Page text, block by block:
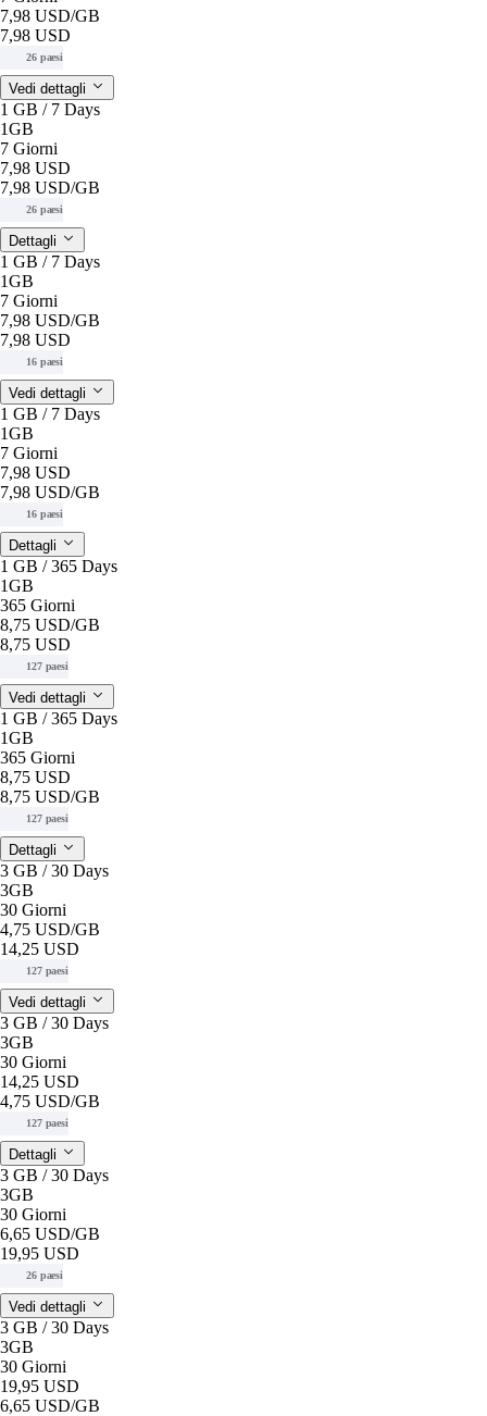
7,98 USD/GB
7,98 USD
26 paesi
Vedi dettagli
1 GB / 7 Days
1GB
7 Giorni
7,98 USD
7,98 USD/GB
26 paesi
Dettagli
1 GB / 7 Days
1GB
7 Giorni
7,98 USD/GB
7,98 USD
16 paesi
Vedi dettagli
1 GB / 7 Days
1GB
7 Giorni
7,98 USD
7,98 USD/GB
16 paesi
Dettagli
1 GB / 365 Days
1GB
365 Giorni
8,75 USD/GB
8,75 USD
127 paesi
Vedi dettagli
1 GB / 365 Days
1GB
365 Giorni
8,75 USD
8,75 USD/GB
127 paesi
Dettagli
3 GB / 30 Days
3GB
30 Giorni
4,75 USD/GB
14,25 USD
127 paesi
Vedi dettagli
3 GB / 30 Days
3GB
30 Giorni
14,25 USD
4,75 USD/GB
127 paesi
Dettagli
3 GB / 30 Days
3GB
30 Giorni
6,65 USD/GB
19,95 USD
26 paesi
Vedi dettagli
3 GB / 30 Days
3GB
30 Giorni
19,95 USD
6,65 USD/GB